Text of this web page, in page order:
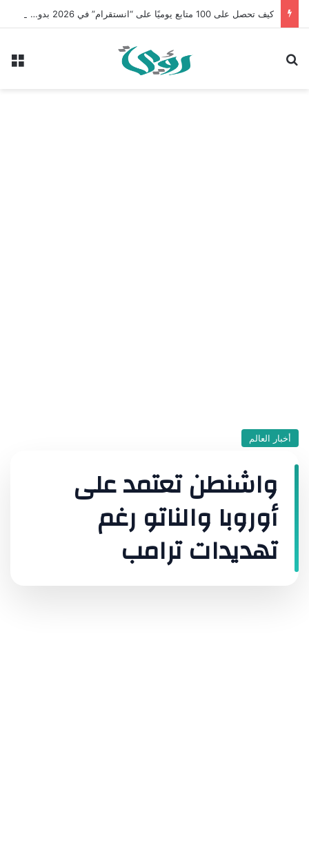
كيف تحصل على 100 متابع يوميًا على “انستقرام” في 2026 بدون إعلانات
أخبار العالم
واشنطن تعتمد على
أوروبا والناتو رغم
تهديدات ترامب